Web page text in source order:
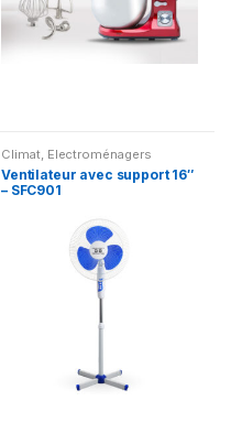
Climat, Electroménagers
Ventilateur avec support 16″
– SFC901